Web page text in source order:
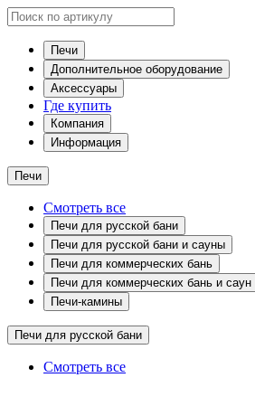
Печи
Дополнительное оборудование
Аксессуары
Где купить
Компания
Информация
Печи
Смотреть все
Печи для русской бани
Печи для русской бани и сауны
Печи для коммерческих бань
Печи для коммерческих бань и саун
Печи-камины
Печи для русской бани
Смотреть все